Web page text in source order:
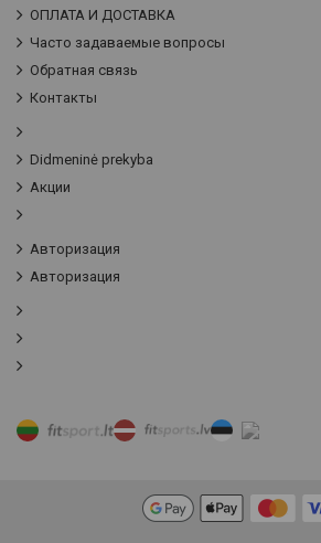
ОПЛАТА И ДОСТАВКА
Часто задаваемые вопросы
Обратная связь
Контакты
Didmeninė prekyba
Акции
Авторизация
Авторизация